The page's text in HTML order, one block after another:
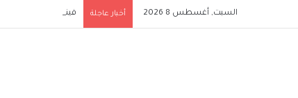
السبت, أغسطس 8 2026 أخبار عاجلة فينيسيوس يقترب من